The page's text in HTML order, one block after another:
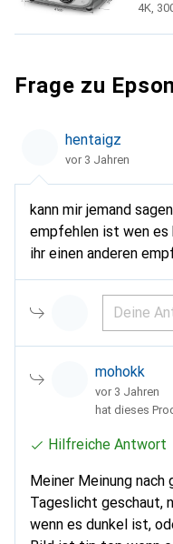
4K,
Frage zu
hentaigz
vor 3 Jahren
kann mir jemand
empfehlen ist wen es
ihr einen anderen
mohokk
vor 3 Jahren
hat dieses
Hilfreiche Antwort
Meiner Meinung nach
Tageslicht geschaut,
wenn es dunkel ist,